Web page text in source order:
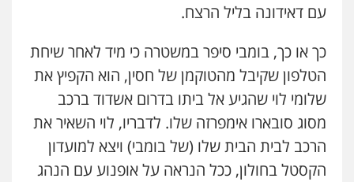
עם דאידונה בליל הרצח.
כך או כך, בומבי סיפר במשטרה כי מיד לאחר שיחת
הטלפון שקיבל מהטוקמן של חסין, הוא הקפיץ את
שלומי לוי שהגיע אל ביתו בדרום אשדוד ברכב
מסוג סובארו אימפרזה שלו. לדבריו, לוי השאיר את
הרכב לבית הבית שלו (של בומבי) ויצא למועדון
הקסטל בחולון, ככל הנראה על אופנוע עם הנהג